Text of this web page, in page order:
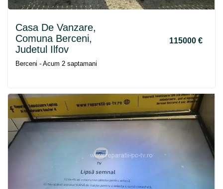
Casa De Vanzare,
Comuna Berceni,
Judetul Ilfov
115000 €
Berceni - Acum 2 saptamani